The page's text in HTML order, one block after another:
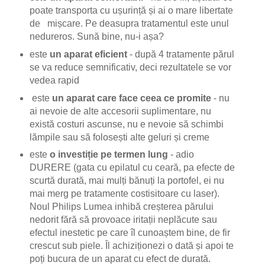
poate transporta cu ușurință și ai o mare libertate
de mișcare. Pe deasupra tratamentul este unul
nedureros. Sună bine, nu-i așa?
este un aparat eficient - după 4 tratamente părul
se va reduce semnificativ, deci rezultatele se vor
vedea rapid
este un aparat care face ceea ce promite- nu
ai nevoie de alte accesorii suplimentare, nu
există costuri ascunse, nu e nevoie să schimbi
lămpile sau să folosești alte geluri și creme
este o investiție pe termen lung - adio
DURERE (gata cu epilatul cu ceară, pa efecte de
scurtă durată, mai mulți bănuți la portofel, ei nu
mai merg pe tratamente costisitoare cu laser).
Noul Philips Lumea inhibă creșterea părului
nedorit fără să provoace iritații neplăcute sau
efectul inestetic pe care îl cunoaștem bine, de fir
crescut sub piele. Îl achiziționezi o dată și apoi te
poți bucura de un aparat cu efect de durată.